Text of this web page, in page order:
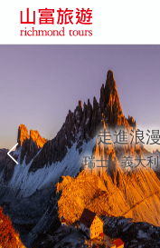
走進浪
瑞士｜義大